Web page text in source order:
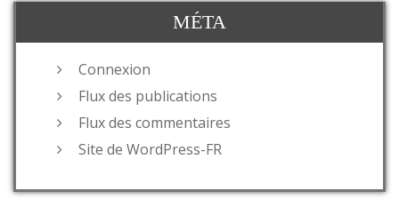
MÉTA
Connexion
Flux des publications
Flux des commentaires
Site de WordPress-FR